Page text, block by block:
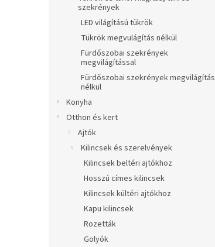
szekrények
LED világítású tükrök
Tükrök megvulágítás nélkül
Fürdőszobai szekrények
megvilágítással
Fürdőszobai szekrények megvilágítás
nélkül
Konyha
Otthon és kert
Ajtók
Kilincsek és szerelvények
Kilincsek beltéri ajtókhoz
Hosszú címes kilincsek
Kilincsek kültéri ajtókhoz
Kapu kilincsek
Rozetták
Golyók